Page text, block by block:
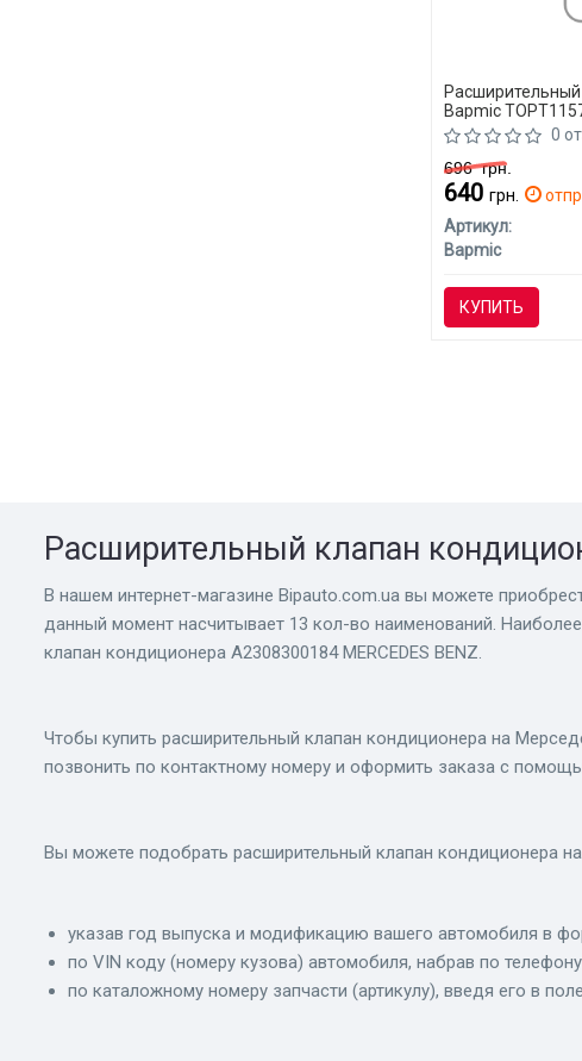
Bapmic
(CLASS-C)
0
696грн.
640 грн.
Артикул:
Bapmic
КУПИТЬ
Расширительный клапан
В нашем интернет-магазине Bіpauto.com.ua вы можете
данный момент насчитывает 13 кол-во наименований.
клапан кондиционера A2308300184 MERCEDES BENZ.
Чтобы купить расширительный клапан кондиционера на
позвонить по контактному номеру и оформить заказа с
Вы можете подобрать расширительный клапан кондиционера
указав год выпуска и модификацию вашего автомобиля в
по VIN коду (номеру кузова) автомобиля, набрав по
по каталожному номеру запчасти (артикулу), введя его в